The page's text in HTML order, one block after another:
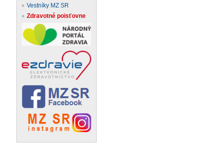
Vestníky MZ SR
Zdravotné poisťovne